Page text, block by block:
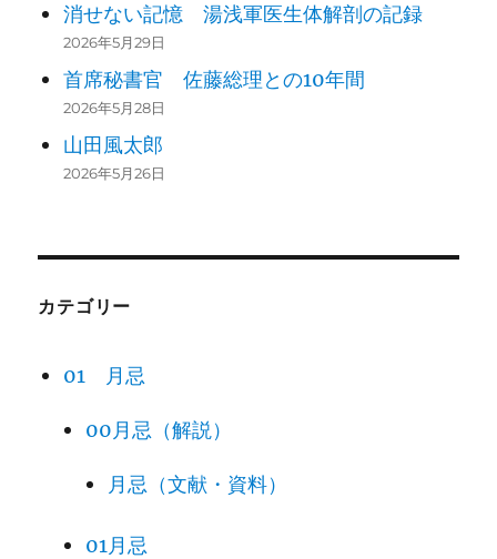
消せない記憶 湯浅軍医生体解剖の記録
2026年5月29日
首席秘書官 佐藤総理との10年間
2026年5月28日
山田風太郎
2026年5月26日
カテゴリー
01 月忌
00月忌（解説）
月忌（文献・資料）
01月忌